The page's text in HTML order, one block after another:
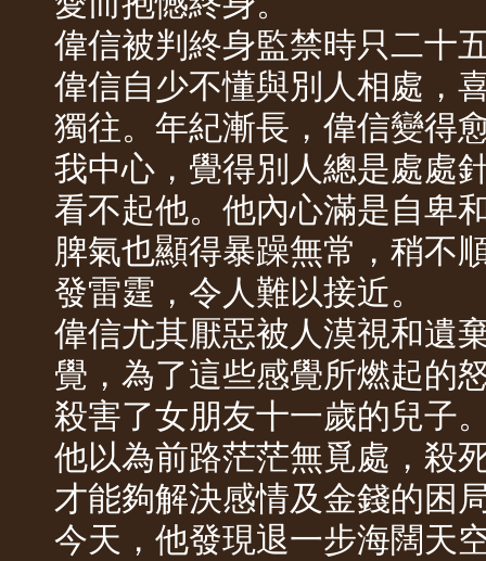
偉信被判終身監禁時只二十
偉信自少不懂與別人相處，
獨往。年紀漸長，偉信變得
我中心，覺得別人總是處處
看不起他。他內心滿是自卑
脾氣也顯得暴躁無常，稍不
發雷霆，令人難以接近。
偉信尤其厭惡被人漠視和遺
覺，為了這些感覺所燃起的
殺害了女朋友十一歲的兒子
他以為前路茫茫無覓處，殺
才能夠解決感情及金錢的困
今天，他發現退一步海闊天